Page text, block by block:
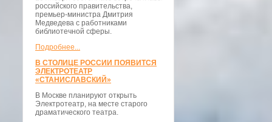
российского правительства,
премьер-министра Дмитрия
Медведева с работниками
библиотечной сферы.
Подробнее...
В СТОЛИЦЕ РОССИИ ПОЯВИТСЯ
ЭЛЕКТРОТЕАТР
«СТАНИСЛАВСКИЙ»
В Москве планируют открыть
Электротеатр, на месте старого
драматического театра.